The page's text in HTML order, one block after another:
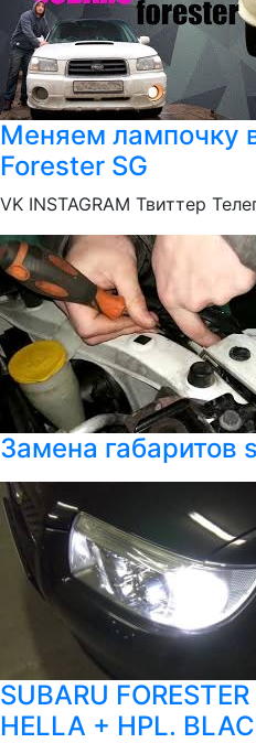
Меняем лампочку
Forester SG
VK INSTAGRAM Твиттер
Замена габаритов
SUBARU
HELLA + HPL.